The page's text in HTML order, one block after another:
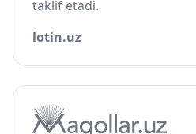
taklif etadi.
lotin.uz